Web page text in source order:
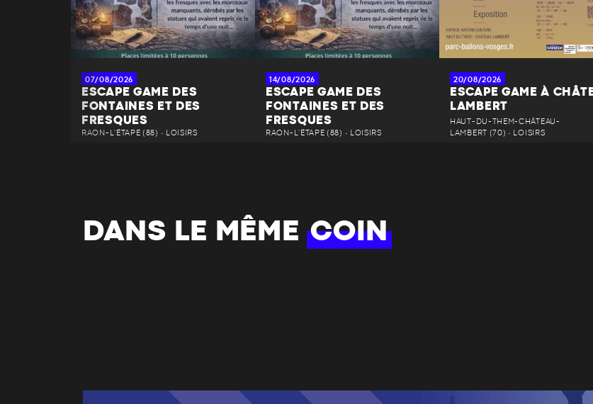
07/08/2026
ESCAPE GAME DES
FONTAINES ET DES
FRESQUES
RAON-L'ÉTAPE (88) • LOISIRS
14/08/2026
ESCAPE GAME DES
FONTAINES ET DES
FRESQUES
RAON-L'ÉTAPE (88) • LOISIRS
20/08/2026
ESCAPE GAME À
LAMBERT
HAUT-DU-THEM-CHÂTEAU-
LAMBERT (70) • LOISIRS
DANS LE MÊMECOIN